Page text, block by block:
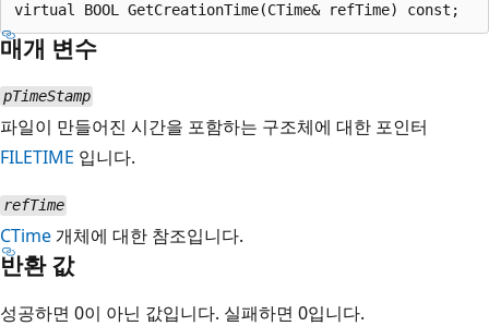
매개 변수
pTimeStamp
파일이 만들어진 시간을 포함하는 구조체에 대한 포인터
FILETIME 입니다.
refTime
CTime 개체에 대한 참조입니다.
반환 값
성공하면 0이 아닌 값입니다. 실패하면 0입니다.